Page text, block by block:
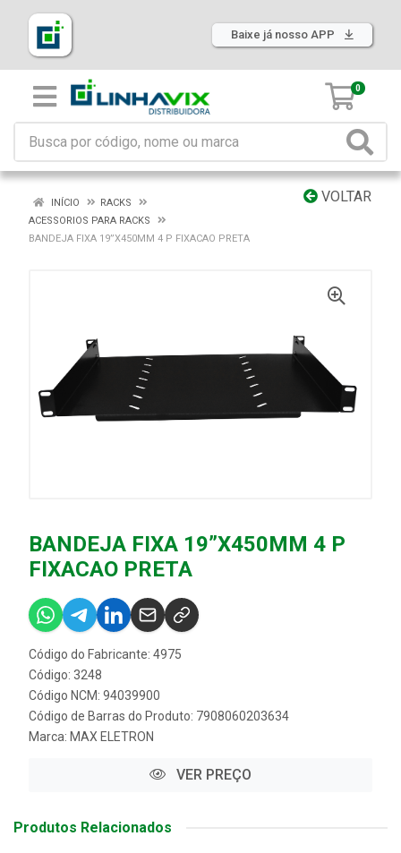
Baixe já nosso APP
0
VOLTAR
INÍCIO
RACKS
ACESSORIOS PARA RACKS
BANDEJA FIXA 19”X450MM 4 P FIXACAO PRETA
BANDEJA FIXA 19”X450MM 4 P
FIXACAO PRETA
Código do Fabricante: 4975
Código: 3248
Código NCM: 94039900
Código de Barras do Produto: 7908060203634
Marca: MAX ELETRON
VER PREÇO
Produtos Relacionados